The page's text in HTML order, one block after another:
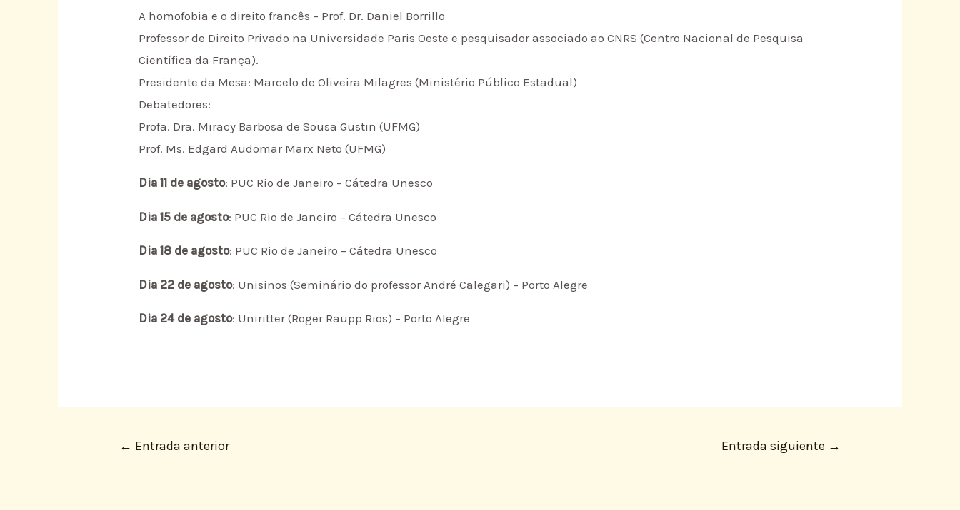
A homofobia e o direito francês – Prof. Dr. Daniel Borrillo
Professor de Direito Privado na Universidade Paris Oeste e pesquisador associado ao CNRS (Centro Nacional de Pesquisa
Científica da França).
Presidente da Mesa: Marcelo de Oliveira Milagres (Ministério Público Estadual)
Debatedores:
Profa. Dra. Miracy Barbosa de Sousa Gustin (UFMG)
Prof. Ms. Edgard Audomar Marx Neto (UFMG)
Dia 11 de agosto: PUC Rio de Janeiro – Cátedra Unesco
Dia 15 de agosto: PUC Rio de Janeiro – Cátedra Unesco
Dia 18 de agosto: PUC Rio de Janeiro – Cátedra Unesco
Dia 22 de agosto: Unisinos (Seminário do professor André Calegari) – Porto Alegre
Dia 24 de agosto: Uniritter (Roger Raupp Rios) – Porto Alegre
← Entrada anterior Entrada siguiente →